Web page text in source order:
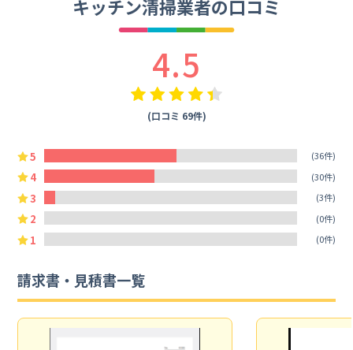
キッチン清掃業者の口コミ
4.5
(口コミ 69件)
5 (36件)
4 (30件)
3 (3件)
2 (0件)
1 (0件)
請求書・見積書一覧